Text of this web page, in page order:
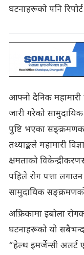
घटनाहरूको पनि
आफ्नो दैनिक महामारी
जारी गरेको
पुष्टि भएका
तथ्याङ्कले महामारी
क्षमताको
पहिले रोग पत्ता लगाउन
सामुदायिक
अफ्रिकामा इबोला
घटनाहरूको यो
“हेल्थ इमर्जेन्सी अलर्ट